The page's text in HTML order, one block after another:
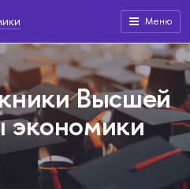
Меню
Высшей